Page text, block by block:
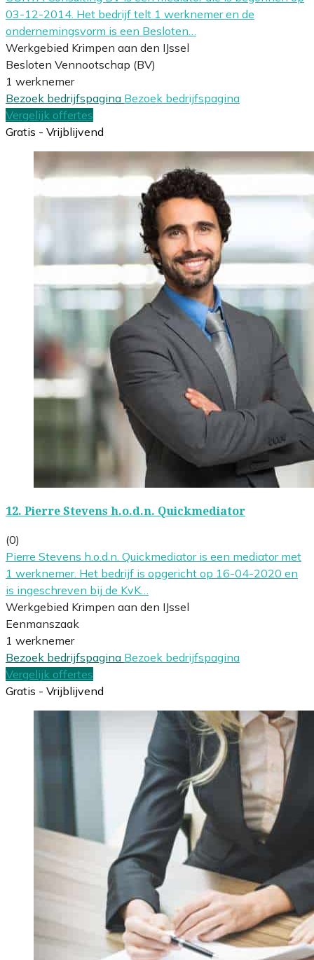
03-12-2014. Het bedrijf telt 1 werknemer en de
ondernemingsvorm is een Besloten…
Werkgebied Krimpen aan den IJssel
Besloten Vennootschap (BV)
1 werknemer
Bezoek bedrijfspagina Bezoek bedrijfspagina
Vergelijk offertes
Gratis - Vrijblijvend
12. Pierre Stevens h.o.d.n. Quickmediator
(0)
Pierre Stevens h.o.d.n. Quickmediator is een mediator met
1 werknemer. Het bedrijf is opgericht op 16-04-2020 en
is ingeschreven bij de KvK…
Werkgebied Krimpen aan den IJssel
Eenmanszaak
1 werknemer
Bezoek bedrijfspagina Bezoek bedrijfspagina
Vergelijk offertes
Gratis - Vrijblijvend